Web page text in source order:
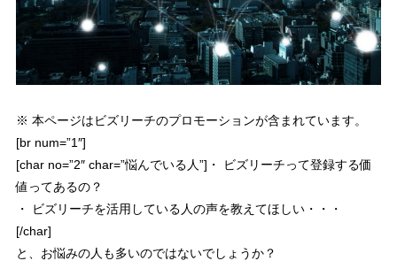
※ 本ページはビズリーチのプロモーションが含まれています。
[br num=”1″]
[char no=”2″ char=”悩んでいる人”]・ ビズリーチって登録する価
値ってあるの？
・ ビズリーチを活用している人の声を教えてほしい・・・
[/char]
と、お悩みの人も多いのではないでしょうか？